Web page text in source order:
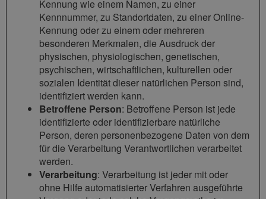
Kennung wie einem Namen, zu einer
Kennnummer, zu Standortdaten, zu einer Online-
Kennung oder zu einem oder mehreren
besonderen Merkmalen, die Ausdruck der
physischen, physiologischen, genetischen,
psychischen, wirtschaftlichen, kulturellen oder
sozialen Identität dieser natürlichen Person sind,
identifiziert werden kann.
Betroffene Person: Betroffene Person ist jede
identifizierte oder identifizierbare natürliche
Person, deren personenbezogene Daten von dem
für die Verarbeitung Verantwortlichen verarbeitet
werden.
Verarbeitung: Verarbeitung ist jeder mit oder
ohne Hilfe automatisierter Verfahren ausgeführte